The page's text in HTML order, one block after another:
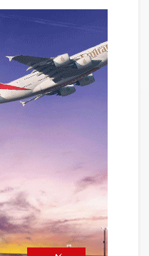
Helikopter Düştü: 4
Kimde Olmalı?
Oyunu Kendi
Yeni Silah: Seri
yabancı kıskacı!